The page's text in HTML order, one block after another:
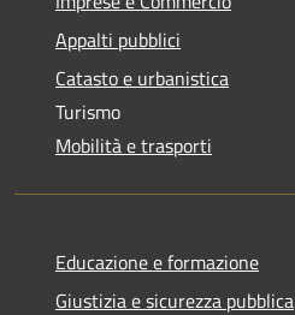
Appalti pubblici
Catasto e urbanistica
Turismo
Mobilità e trasporti
Educazione e formazione
Giustizia e sicurezza pubblica